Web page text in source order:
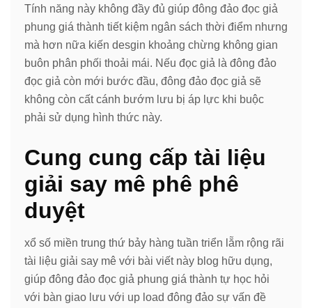
Tính năng này không đầy đủ giúp đông đảo đọc giả
phung giá thành tiết kiệm ngân sách thời điểm nhưng
mà hơn nữa kiến desgin khoảng chừng không gian
buôn phân phối thoải mái. Nếu đọc giả là đông đảo
đọc giả còn mới bước đầu, đông đảo đọc giả sẽ
không còn cất cánh bướm lưu bị áp lực khi buộc
phải sử dụng hình thức này.
Cung cung cấp tài liệu
giải say mê phê phê
duyệt
xổ số miền trung thứ bảy hàng tuần triển lẵm rộng rãi
tài liệu giải say mê với bài viết này blog hữu dụng,
giúp đông đảo đọc giả phung giá thành tự học hỏi
với bàn giao lưu với up load đông đảo sự vấn đề